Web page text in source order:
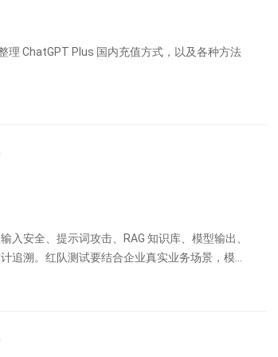
理 ChatGPT Plus 国内充值方式，以及各种方法
入安全、提示词攻击、RAG 知识库、模型输出、
追溯。红队测试要结合企业真实业务场景，模拟